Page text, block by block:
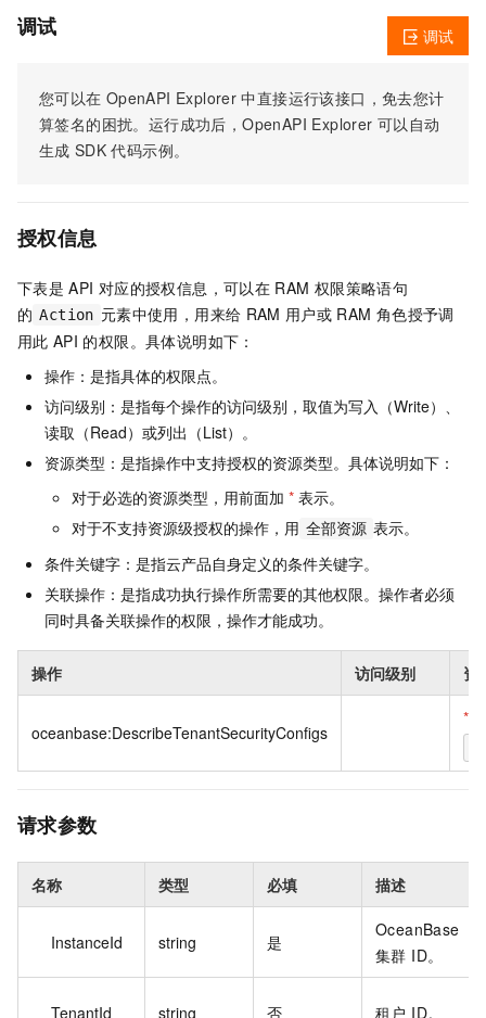
调试
您可以在 OpenAPI Explorer 中直接运行该接口，免去您计
算签名的困扰。运行成功后，OpenAPI Explorer 可以自动
生成 SDK 代码示例。
调试
授权信息
下表是 API 对应的授权信息，可以在 RAM 权限策略语句
的 Action 元素中使用，用来给 RAM 用户或 RAM 角色授予调
用此 API 的权限。具体说明如下：
操作：是指具体的权限点。
访问级别：是指每个操作的访问级别，取值为写入（Write）、
读取（Read）或列出（List）。
资源类型：是指操作中支持授权的资源类型。具体说明如下：
对于必选的资源类型，用前面加 * 表示。
对于不支持资源级授权的操作，用 全部资源 表示。
条件关键字：是指云产品自身定义的条件关键字。
关联操作：是指成功执行操作所需要的其他权限。操作者必须
同时具备关联操作的权限，操作才能成功。
操作 访问级别 资
oceanbase:DescribeTenantSecurityConfigs
*
请求参数
名称 类型 必填 描述
InstanceId string 是
OceanBase
集群 ID。
TenantId string 否 租户 ID。